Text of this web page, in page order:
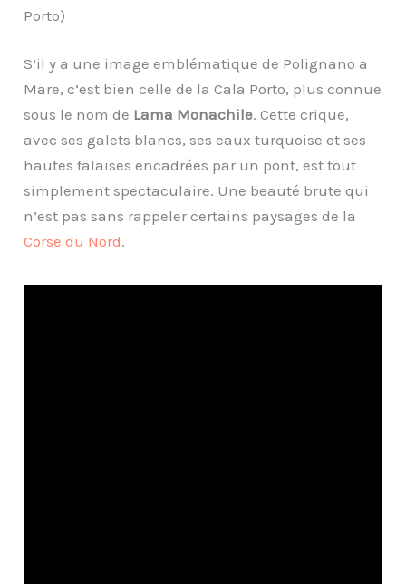
Porto)
S’il y a une image emblématique de Polignano a
Mare, c’est bien celle de la Cala Porto, plus connue
sous le nom de Lama Monachile. Cette crique,
avec ses galets blancs, ses eaux turquoise et ses
hautes falaises encadrées par un pont, est tout
simplement spectaculaire. Une beauté brute qui
n’est pas sans rappeler certains paysages de la
Corse du Nord.